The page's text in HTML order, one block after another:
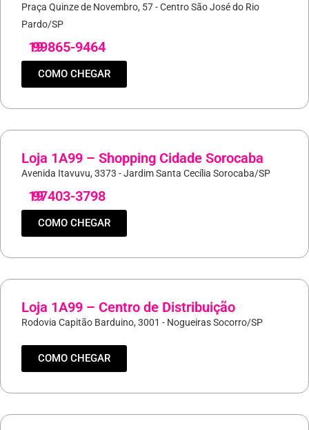
Praça Quinze de Novembro, 57 - Centro São José do Rio
Pardo/SP
19
99865-9464
COMO CHEGAR
Loja 1A99 – Shopping Cidade Sorocaba
Avenida Itavuvu, 3373 - Jardim Santa Cecília Sorocaba/SP
19
97403-3798
COMO CHEGAR
Loja 1A99 – Centro de Distribuição
Rodovia Capitão Barduino, 3001 - Nogueiras Socorro/SP
COMO CHEGAR